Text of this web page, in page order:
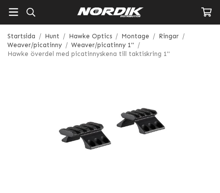
Startsida / Hunt / Hawke Optics / Montage / Ringar /
Weaver/picatinny / Weaver/picatinny 1" /
Hawke överdel med picatinnyskena till taktiskring 1"